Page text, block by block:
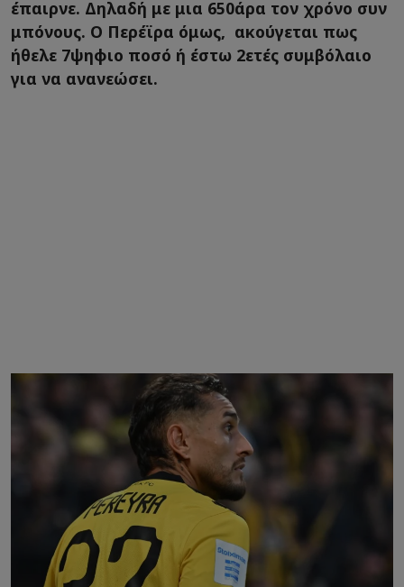
έπαιρνε. Δηλαδή με μια 650άρα τον χρόνο συν
μπόνους. Ο Περέϊρα όμως, ακούγεται πως
ήθελε 7ψηφιο ποσό ή έστω 2ετές συμβόλαιο
για να ανανεώσει.